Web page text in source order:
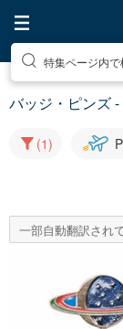
特集ページ内で
バッジ・ピンズ
(1)
一部自動翻訳され